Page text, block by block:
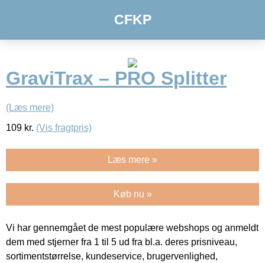
CFKP
GraviTrax – PRO Splitter
(Læs mere)
109 kr. (Vis fragtpris)
Læs mere »
Køb nu »
Vi har gennemgået de mest populære webshops og anmeldt
dem med stjerner fra 1 til 5 ud fra bl.a. deres prisniveau,
sortimentstørrelse, kundeservice, brugervenlighed,